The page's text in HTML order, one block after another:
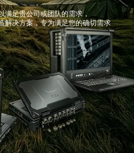
满足贵公司或团队的需求，
解决方案，专为满足您的确切需求